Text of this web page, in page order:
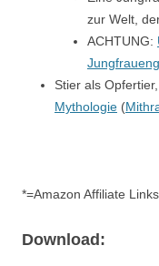
zur Welt,
ACHTUNG:
Stier als Opfertier,
Mythologie (
*=Amazon Affiliate Links
Download: